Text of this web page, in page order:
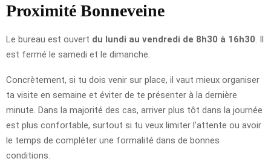
Proximité Bonneveine
Le bureau est ouvert du lundi au vendredi de 8h30 à 16h30 . Il
est fermé le samedi et le dimanche.
Concrètement, si tu dois venir sur place, il vaut mieux organiser
ta visite en semaine et éviter de te présenter à la dernière
minute. Dans la majorité des cas, arriver plus tôt dans la journée
est plus confortable, surtout si tu veux limiter l’attente ou avoir
le temps de compléter une formalité dans de bonnes
conditions.